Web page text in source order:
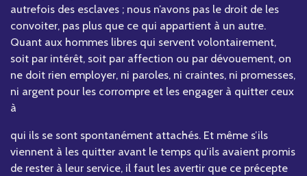
autrefois des esclaves ; nous n’avons pas le droit de les
convoiter, pas plus que ce qui appartient à un autre.
Quant aux hommes libres qui servent volontairement,
soit par intérêt, soit par affection ou par dévouement, on
ne doit rien employer, ni paroles, ni craintes, ni promesses,
ni argent pour les corrompre et les engager à quitter ceux
à
qui ils se sont spontanément attachés. Et même s’ils
viennent à les quitter avant le temps qu’ils avaient promis
de rester à leur service, il faut les avertir que ce précepte